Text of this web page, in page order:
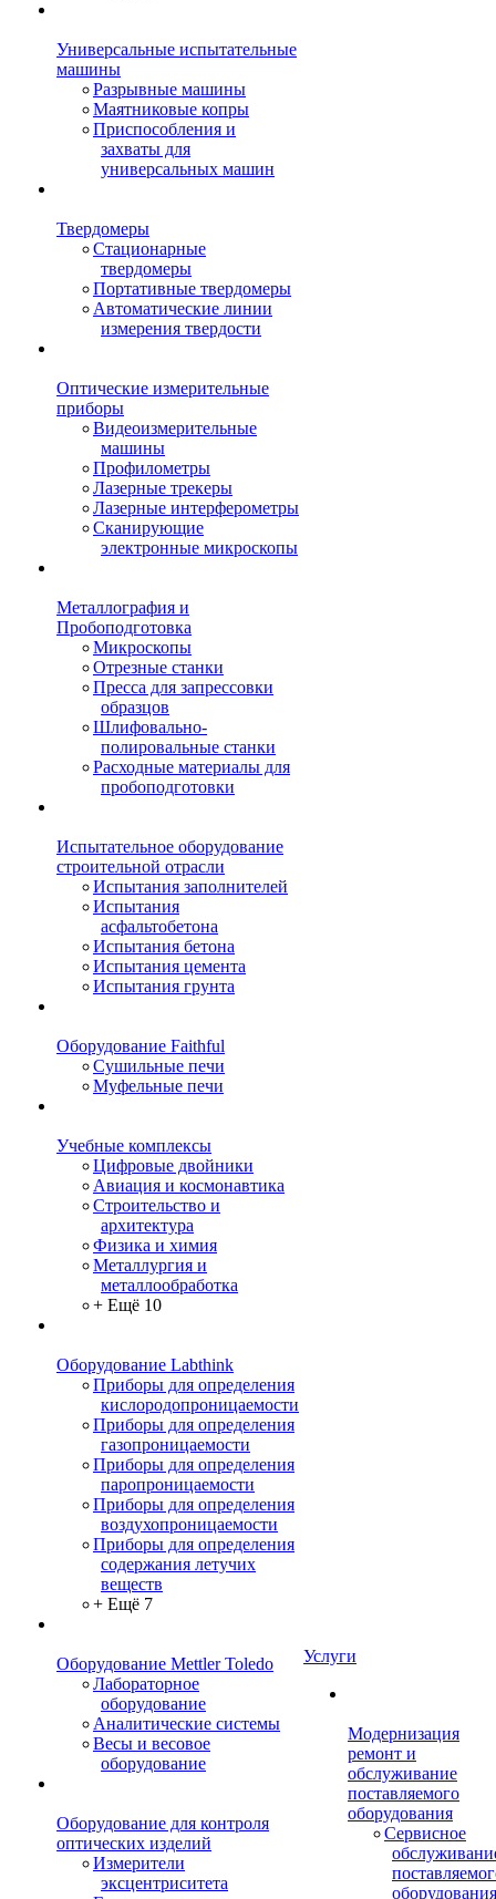
Универсальные испытательные
машины
Разрывные машины
Маятниковые копры
Приспособления и
захваты для
универсальных машин
Твердомеры
Стационарные
твердомеры
Портативные твердомеры
Автоматические линии
измерения твердости
Оптические измерительные
приборы
Видеоизмерительные
машины
Профилометры
Лазерные трекеры
Лазерные интерферометры
Сканирующие
электронные микроскопы
Металлография и
Пробоподготовка
Микроскопы
Отрезные станки
Пресса для запрессовки
образцов
Шлифовально-
полировальные станки
Расходные материалы для
пробоподготовки
Испытательное оборудование
строительной отрасли
Испытания заполнителей
Испытания
асфальтобетона
Испытания бетона
Испытания цемента
Испытания грунта
Оборудование Faithful
Сушильные печи
Муфельные печи
Учебные комплексы
Цифровые двойники
Авиация и космонавтика
Строительство и
архитектура
Физика и химия
Металлургия и
металлообработка
+ Ещё 10
Оборудование Labthink
Приборы для определения
кислородопроницаемости
Приборы для определения
газопроницаемости
Приборы для определения
паропроницаемости
Приборы для определения
воздухопроницаемости
Приборы для определения
содержания летучих
веществ
+ Ещё 7
Оборудование Mettler Toledo
Лабораторное
оборудование
Аналитические системы
Весы и весовое
оборудование
Оборудование для контроля
оптических изделий
Измерители
эксцентриситета
Услуги
Модернизация
ремонт и
обслуживание
поставляемого
оборудования
Сервисное
оборудования